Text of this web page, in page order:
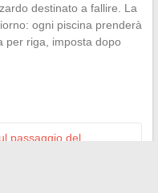
destinato a fallire. La
ogni piscina prenderà
per riga, imposta dopo
passaggio del